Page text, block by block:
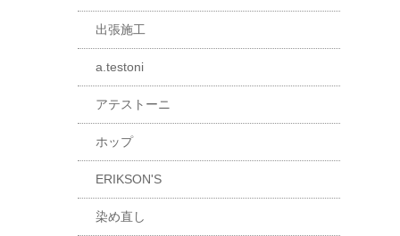
出張施工
a.testoni
アテストーニ
ホップ
ERIKSON'S
染め直し